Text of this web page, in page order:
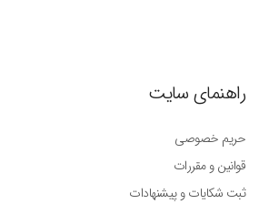
راهنمای سایت
حریم خصوصی
قوانین و مقررات
ثبت شکایات و پیشنهادات